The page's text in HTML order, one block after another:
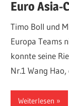
Euro Asia-
Timo Boll und
Europa Teams
konnte seine
Nr.1 Wang
Weiterlesen